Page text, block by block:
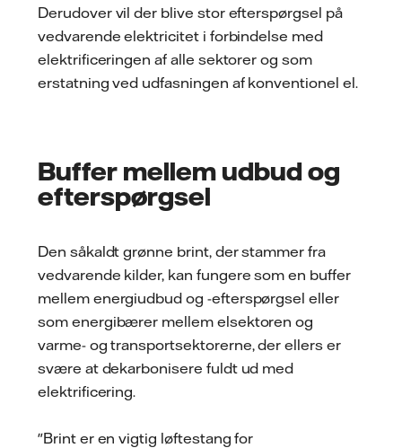
Derudover vil der blive stor efterspørgsel på
vedvarende elektricitet i forbindelse med
elektrificeringen af alle sektorer og som
erstatning ved udfasningen af konventionel el.
Buffer mellem udbud og
efterspørgsel
Den såkaldt grønne brint, der stammer fra
vedvarende kilder, kan fungere som en buffer
mellem energiudbud og -efterspørgsel eller
som energibærer mellem elsektoren og
varme- og transportsektorerne, der ellers er
svære at dekarbonisere fuldt ud med
elektrificering.
"Brint er en vigtig løftestang for